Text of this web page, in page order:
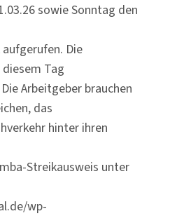
sowie Sonntag den
Die
Tag
Arbeitgeber brauchen
das
hinter ihren
Streikausweis unter
wp-